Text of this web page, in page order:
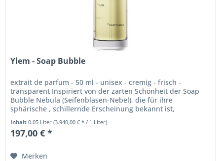
Ylem - Soap Bubble
extrait de parfum - 50 ml - unisex - cremig - frisch -
transparent Inspiriert von der zarten Schönheit der Soap
Bubble Nebula (Seifenblasen-Nebel), die für ihre
sphärische , schillernde Erscheinung bekannt ist,
Inhalt0.05 Liter(3.940,00 € * / 1 Liter)
197,00 € *
Merken